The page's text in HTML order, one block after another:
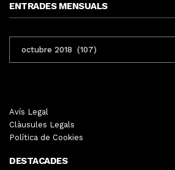
ENTRADES MENSUALS
MENSUALS
Avís Legal
Clàusules Legals
Política de Cookies
DESTACADES